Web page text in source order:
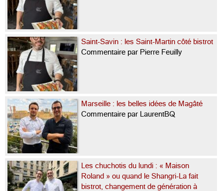
Saint-Savin : les Saint-Martin côté bistrot
Commentaire par Pierre Feuilly
Marseille : les belles idées de Magâté
Commentaire par LaurentBQ
Les chuchotis du lundi : « Maison
Roland » ou quand le Shangri-La fait
bistrot, changement de génération à